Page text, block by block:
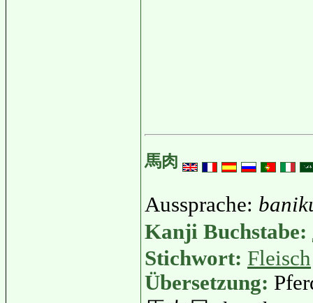
馬肉
Aussprache:
Kanji Buchstabe:
Stichwort: Fleisch
Übersetzung: